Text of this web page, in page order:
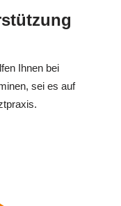
Ihnen bei
sei es auf